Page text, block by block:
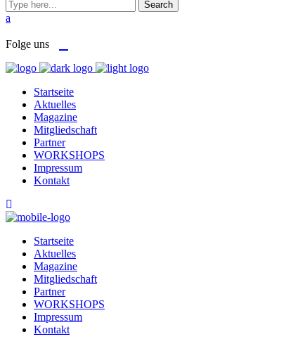
Folge uns
Startseite
Aktuelles
Magazine
Mitgliedschaft
Partner
WORKSHOPS
Impressum
Kontakt
Startseite
Aktuelles
Magazine
Mitgliedschaft
Partner
WORKSHOPS
Impressum
Kontakt